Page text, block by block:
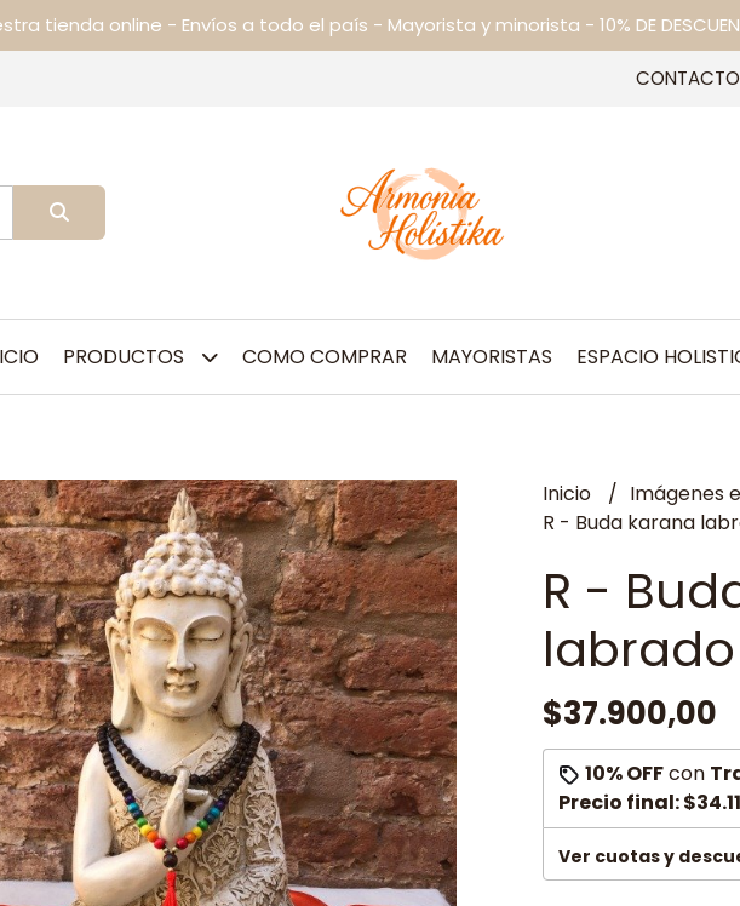
tienda online - Envíos a todo el país - Mayorista y minorista - 10% DE
CONTACTO
PRODUCTOS COMO COMPRAR MAYORISTAS ESPACIO
Inicio
Imágenes
R - Buda karana
R -
labrado
$37.900,00
10% OFFcon
Precio final:
Ver cuotas y